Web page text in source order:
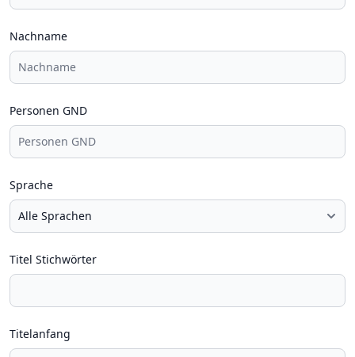
Nachname
Personen GND
Sprache
Titel Stichwörter
Titelanfang